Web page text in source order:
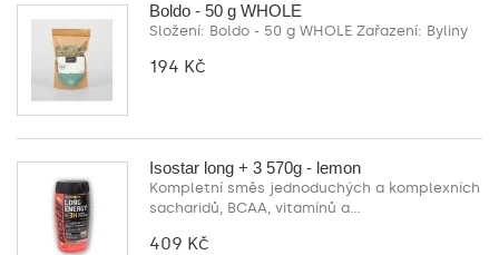
Boldo - 50 g WHOLE
Složení: Boldo - 50 g WHOLE Zařazení: Byliny
194 Kč
Isostar long + 3 570g - lemon
Kompletní směs jednoduchých a komplexních
sacharidů, BCAA, vitamínů a...
409 Kč